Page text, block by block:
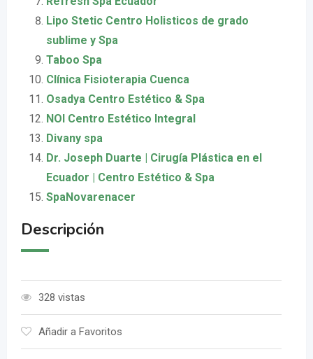
Lipo Stetic Centro Holisticos de grado
sublime y Spa
Taboo Spa
Clínica Fisioterapia Cuenca
Osadya Centro Estético & Spa
NOI Centro Estético Integral
Divany spa
Dr. Joseph Duarte | Cirugía Plástica en el
Ecuador | Centro Estético & Spa
SpaNovarenacer
Descripción
328 vistas
Añadir a Favoritos